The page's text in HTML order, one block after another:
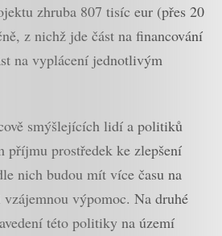
zhruba 807 tisíc eur (přes 20
z nichž jde část na financování
na vyplácení jednotlivým
smýšlejících lidí a politiků
příjmu prostředek ke zlepšení
nich budou mít více času na
výpomoc. Na druhé
této politiky na území